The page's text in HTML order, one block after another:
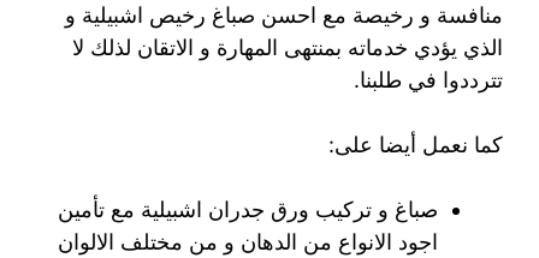
منافسة و رخيصة مع احسن صباغ رخيص اشبيلية و
الذي يؤدي خدماته بمنتهى المهارة و الاتقان لذلك لا
تترددوا في طلبنا.
كما نعمل أيضا على:
صباغ و تركيب ورق جدران اشبيلية مع تأمين
اجود الانواع من الدهان و من مختلف الالوان